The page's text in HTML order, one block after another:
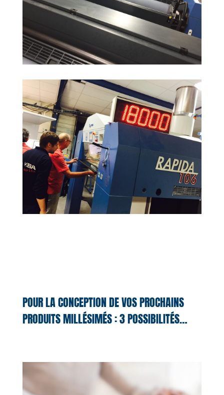
POUR LA CONCEPTION DE VOS PROCHAINS
PRODUITS MILLÉSIMÉS : 3 POSSIBILITÉS…